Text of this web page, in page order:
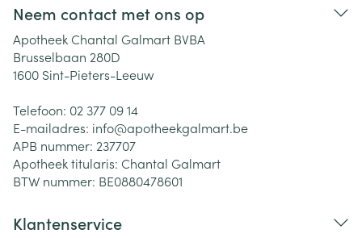
Neem contact met ons op
Apotheek Chantal Galmart BVBA
Brusselbaan 280D
1600 Sint-Pieters-Leeuw
Telefoon: 02 377 09 14
E-mailadres: info@apotheekgalmart.be
APB nummer: 237707
Apotheek titularis: Chantal Galmart
BTW nummer: BE0880478601
Klantenservice